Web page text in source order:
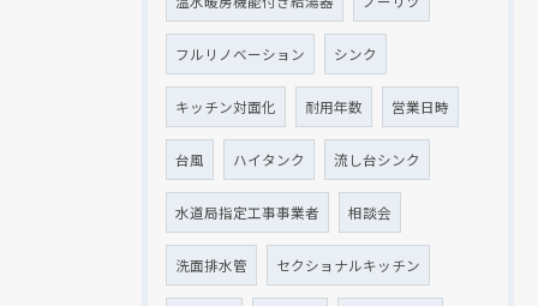
フルリノベーション シンク
キッチン対面化 耐用年数 営業日時
台風 ハイタンク 流し台シンク
水道局指定工事事業者 相談会
洗面排水管 セクショナルキッチン